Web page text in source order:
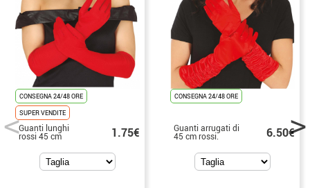
CONSEGNA 24/48 ORE
SUPER VENDITE
Guanti lunghi
rossi 45 cm 1.75€
CONSEGNA 24/48 ORE
Guanti arrugati di
45 cm rossi. 6.50€